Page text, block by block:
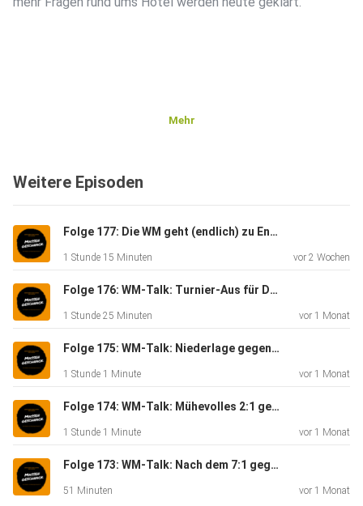
Mehr
Weitere Episoden
Folge 177: Die WM geht (endlich) zu Ende - Massengeschnack
1 Stunde 15 Minuten vor 2 Wochen
Folge 176: WM-Talk: Turnier-Aus für Deutschland - Massengeschnack
1 Stunde 25 Minuten vor 1 Monat
Folge 175: WM-Talk: Niederlage gegen Ecuador - Massengeschnack
1 Stunde 1 Minute vor 1 Monat
Folge 174: WM-Talk: Mühevolles 2:1 gegen die Elfenbeinküste - Massengeschnack
1 Stunde 1 Minute vor 1 Monat
Folge 173: WM-Talk: Nach dem 7:1 gegen Curaçao - Massengeschnack
51 Minuten vor 1 Monat